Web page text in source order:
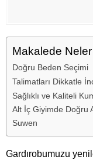
Makalede
Doğru Beden Seçimi
Talimatları Dikkatle
Sağlıklı ve Kaliteli
Alt İç Giyimde Doğru
Suwen
Gardırobumuzu